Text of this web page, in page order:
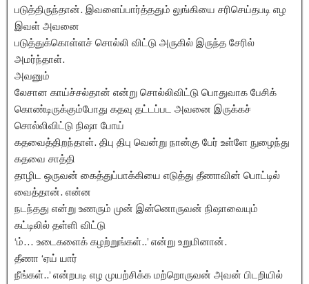
படுத்திருந்தான். இவளைப்பார்த்ததும் லுங்கியை சரிசெய்தபடி எழ
இவள் அவனை
படுத்துக்கொள்ளச் சொல்லி விட்டு அருகில் இருந்த சேரில்
அமர்ந்தாள்.
அவனும்
லேசான காய்ச்சல்தான் என்று சொல்லிவிட்டு பொதுவாக பேசிக்
கொண்டிருக்கும்போது கதவு தட்டப்பட அவனை இருக்கச்
சொல்லிவிட்டு நிஷா போய்
கதவைத்திறந்தாள். திபு திபு வென்று நான்கு பேர் உள்ளே நுழைந்து
கதவை சாத்தி
தாழிட ஒருவன் கைத்துப்பாக்கியை எடுத்து தீணாவின் பொட்டில்
வைத்தான். என்ன
நடந்தது என்று உணரும் முன் இன்னொருவன் நிஷாவையும்
கட்டிலில் தள்ளி விட்டு
‘ம்… உடைகளைக் கழற்றுங்கள்..’ என்று உறுமினான்.
தீணா ‘ஏய் யார்
நீங்கள்..’ என்றபடி எழ முயற்சிக்க மற்றொருவன் அவன் பிடறியில்